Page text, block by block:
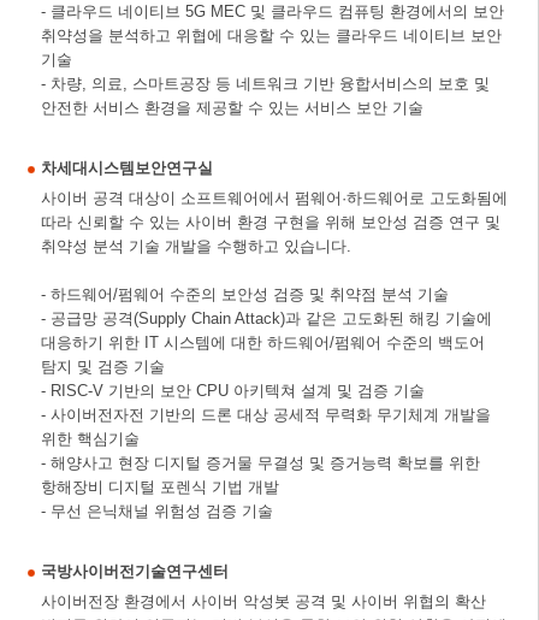
- 클라우드 네이티브 5G MEC 및 클라우드 컴퓨팅 환경에서의 보안
취약성을 분석하고 위협에 대응할 수 있는 클라우드 네이티브 보안
기술
- 차량, 의료, 스마트공장 등 네트워크 기반 융합서비스의 보호 및
안전한 서비스 환경을 제공할 수 있는 서비스 보안 기술
차세대시스템보안연구실
사이버 공격 대상이 소프트웨어에서 펌웨어·하드웨어로 고도화됨에
따라 신뢰할 수 있는 사이버 환경 구현을 위해 보안성 검증 연구 및
취약성 분석 기술 개발을 수행하고 있습니다.
- 하드웨어/펌웨어 수준의 보안성 검증 및 취약점 분석 기술
- 공급망 공격(Supply Chain Attack)과 같은 고도화된 해킹 기술에
대응하기 위한 IT 시스템에 대한 하드웨어/펌웨어 수준의 백도어
탐지 및 검증 기술
- RISC-V 기반의 보안 CPU 아키텍쳐 설계 및 검증 기술
- 사이버전자전 기반의 드론 대상 공세적 무력화 무기체계 개발을
위한 핵심기술
- 해양사고 현장 디지털 증거물 무결성 및 증거능력 확보를 위한
항해장비 디지털 포렌식 기법 개발
- 무선 은닉채널 위험성 검증 기술
국방사이버전기술연구센터
사이버전장 환경에서 사이버 악성봇 공격 및 사이버 위협의 확산